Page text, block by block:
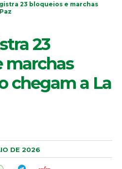
23 bloqueios e marchas
23
marchas
chegam a La
DE 2026